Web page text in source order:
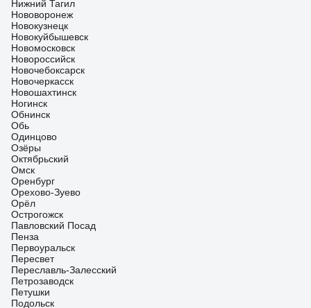
Нижний Тагил
Нововоронеж
Новокузнецк
Новокуйбышевск
Новомосковск
Новороссийск
Новочебоксарск
Новочеркасск
Новошахтинск
Ногинск
Обнинск
Обь
Одинцово
Озёры
Октябрьский
Омск
Оренбург
Орехово-Зуево
Орёл
Острогожск
Павловский Посад
Пенза
Первоуральск
Пересвет
Переславль-Залесский
Петрозаводск
Петушки
Подольск